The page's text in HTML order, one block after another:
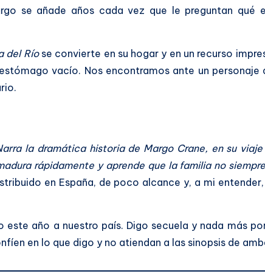
se añade años cada vez que le preguntan qué
del Ríose convierte en su hogar y en un recurso
vacío. Nos encontramos ante un personaje
la dramática historia de Margo Crane, en su
rápidamente y aprende que la familia no
en España, de poco alcance y, a mi
este año a nuestro país. Digo secuela y nada más
en lo que digo y no atiendan a las sinopsis de